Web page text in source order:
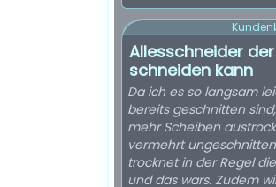
Allesschneider
schneiden kann
Da ich es so langsam
bereits geschnitten
mehr Scheiben
vermehrt
trocknet in der Regel
und das wars. Zudem